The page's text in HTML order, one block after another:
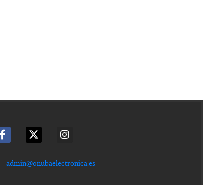
admin@onubaelectronica.es